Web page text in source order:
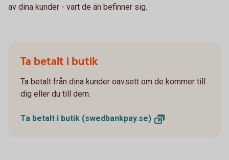
av dina kunder - vart de än befinner sig.
Ta betalt i butik
Ta betalt från dina kunder oavsett om de kommer till
dig eller du till dem.
Ta betalt i butik (swedbankpay.se)